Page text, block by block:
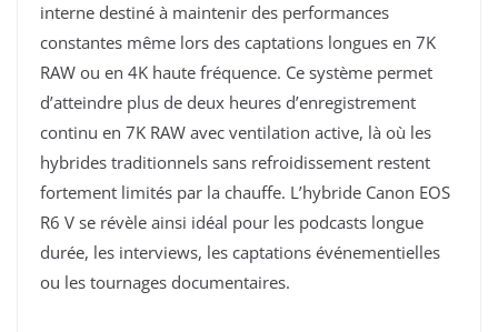
interne destiné à maintenir des performances
constantes même lors des captations longues en 7K
RAW ou en 4K haute fréquence. Ce système permet
d’atteindre plus de deux heures d’enregistrement
continu en 7K RAW avec ventilation active, là où les
hybrides traditionnels sans refroidissement restent
fortement limités par la chauffe. L’hybride Canon EOS
R6 V se révèle ainsi idéal pour les podcasts longue
durée, les interviews, les captations événementielles
ou les tournages documentaires.